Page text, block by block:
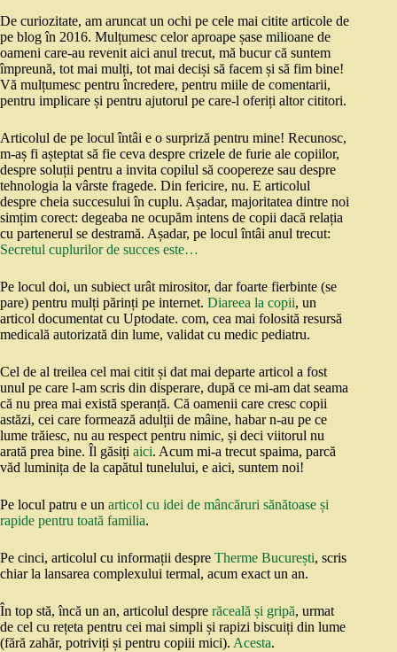
De curiozitate, am aruncat un ochi pe cele mai citite articole de
pe blog în 2016. Mulțumesc celor aproape șase milioane de
oameni care-au revenit aici anul trecut, mă bucur că suntem
împreună, tot mai mulți, tot mai deciși să facem și să fim bine!
Vă mulțumesc pentru încredere, pentru miile de comentarii,
pentru implicare și pentru ajutorul pe care-l oferiți altor cititori.
Articolul de pe locul întâi e o surpriză pentru mine! Recunosc,
m-aș fi așteptat să fie ceva despre crizele de furie ale copiilor,
despre soluții pentru a invita copilul să coopereze sau despre
tehnologia la vârste fragede. Din fericire, nu. E articolul
despre cheia succesului în cuplu. Așadar, majoritatea dintre noi
simțim corect: degeaba ne ocupăm intens de copii dacă relația
cu partenerul se destramă. Așadar, pe locul întâi anul trecut:
Secretul cuplurilor de succes este…
Pe locul doi, un subiect urât mirositor, dar foarte fierbinte (se
pare) pentru mulți părinți pe internet. Diareea la copii, un
articol documentat cu Uptodate. com, cea mai folosită resursă
medicală autorizată din lume, validat cu medic pediatru.
Cel de al treilea cel mai citit și dat mai departe articol a fost
unul pe care l-am scris din disperare, după ce mi-am dat seama
că nu prea mai există speranță. Că oamenii care cresc copii
astăzi, cei care formează adulții de mâine, habar n-au pe ce
lume trăiesc, nu au respect pentru nimic, și deci viitorul nu
arată prea bine. Îl găsiți aici. Acum mi-a trecut spaima, parcă
văd luminița de la capătul tunelului, e aici, suntem noi!
Pe locul patru e un articol cu idei de mâncăruri sănătoase și
rapide pentru toată familia.
Pe cinci, articolul cu informații despre Therme București, scris
chiar la lansarea complexului termal, acum exact un an.
În top stă, încă un an, articolul despre răceală și gripă, urmat
de cel cu rețeta pentru cei mai simpli și rapizi biscuiți din lume
(fără zahăr, potriviți și pentru copiii mici). Acesta.